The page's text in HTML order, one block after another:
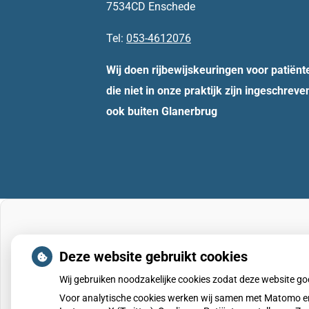
7534CD Enschede
Tel: 053-4612076
Wij doen rijbewijskeuringen voor
die niet in onze praktijk zijn
ook buiten Glanerbrug
Deze website gebruikt cookies
Wij gebruiken noodzakelijke cookies zodat deze website
Voor analytische cookies werken wij samen met Matomo